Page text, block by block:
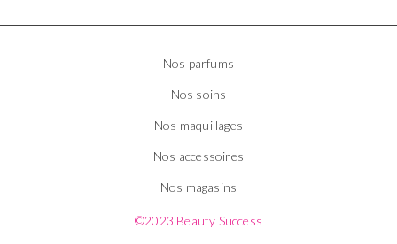
Nos parfums
Nos soins
Nos maquillages
Nos accessoires
Nos magasins
©2023 Beauty Success